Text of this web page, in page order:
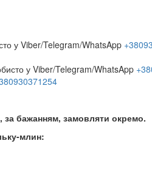
у Viber/Telegram/WhatsApp
у Viber/Telegram/WhatsApp
за бажанням, замовляти окремо.
млин: